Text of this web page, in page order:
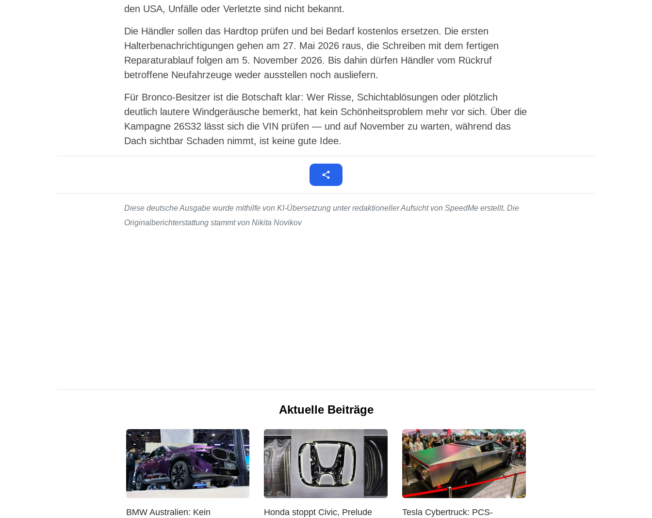
den USA, Unfälle oder Verletzte sind nicht bekannt.
Die Händler sollen das Hardtop prüfen und bei Bedarf kostenlos ersetzen. Die ersten
Halterbenachrichtigungen gehen am 27. Mai 2026 raus, die Schreiben mit dem fertigen
Reparaturablauf folgen am 5. November 2026. Bis dahin dürfen Händler vom Rückruf
betroffene Neufahrzeuge weder ausstellen noch ausliefern.
Für Bronco-Besitzer ist die Botschaft klar: Wer Risse, Schichtablösungen oder plötzlich
deutlich lautere Windgeräusche bemerkt, hat kein Schönheitsproblem mehr vor sich. Über die
Kampagne 26S32 lässt sich die VIN prüfen — und auf November zu warten, während das
Dach sichtbar Schaden nimmt, ist keine gute Idee.
Diese deutsche Ausgabe wurde mithilfe von KI-Übersetzung unter redaktioneller Aufsicht von SpeedMe erstellt. Die
Originalberichterstattung stammt von Nikita Novikov
Aktuelle Beiträge
BMW Australien: Kein
Honda stoppt Civic, Prelude
Tesla Cybertruck: PCS-